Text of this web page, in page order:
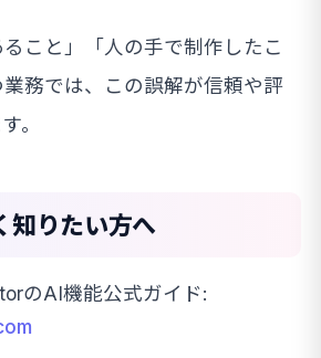
こと」「人の手で制作したこ
務では、この誤解が信頼や評
。
知りたい方へ
のAI機能公式ガイド: